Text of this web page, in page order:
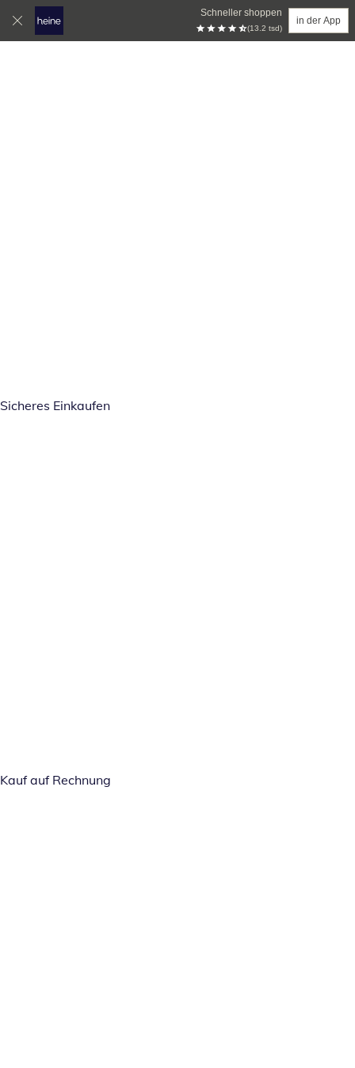
Schneller shoppen
(13.2 tsd)
in der App
Sicheres Einkaufen
Kauf auf Rechnung